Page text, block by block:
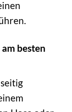
besten